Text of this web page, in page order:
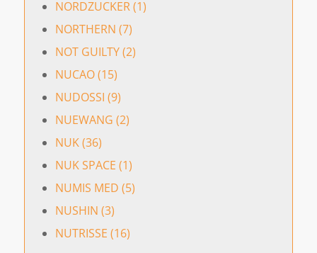
NORDZUCKER (1)
NORTHERN (7)
NOT GUILTY (2)
NUCAO (15)
NUDOSSI (9)
NUEWANG (2)
NUK (36)
NUK SPACE (1)
NUMIS MED (5)
NUSHIN (3)
NUTRISSE (16)